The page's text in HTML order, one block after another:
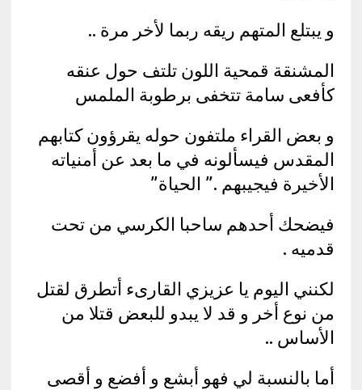
و يبتلع المتهم ريقه ربما لأخر مرة ..
المشنقة قمحية اللون تلتف حول عنقه
كأفعى سامة تتخفى برطوبة الملمس
و بعض القراء ملتفون حوله يقرؤون كتابهم
المقدس فيسألونه في ما بعد عن أمنياته
الأخيرة فيجيبهم .” الحياة”
فيضحك أحدهم ساحبا الكرسي من تحت
قدميه .
لكنني اليوم يا عزيزي القارىء أتطرق لقتل
من نوع أخر و قد لا يبدو للبعض قتلا من
الأساس ..
أما بالنسبة لي فهو أبشع و أفضع و أقصى